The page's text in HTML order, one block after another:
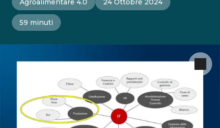
Agroalimentare 4.0 24 Ottobre 2024
59 minuti